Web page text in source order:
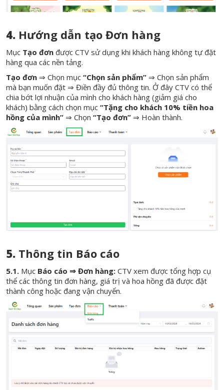
4. Hướng dẫn tạo Đơn hàng
Mục Tạo đơn được CTV sử dụng khi khách hàng không tự đặt
hàng qua các nền tảng.
Tạo đơn ⇒ Chọn mục “Chọn sản phẩm” ⇒ Chọn sản phẩm
mà bạn muốn đặt ⇒ Điền đầy đủ thông tin. Ở đây CTV có thể
chia bớt lợi nhuận của mình cho khách hàng (giảm giá cho
khách) bằng cách chọn mục “Tặng cho khách 10% tiền hoa
hồng của mình” ⇒ Chọn “Tạo đơn” ⇒ Hoàn thành.
5. Thông tin Báo cáo
5.1. Mục Báo cáo ⇒ Đơn hàng: CTV xem được tổng hợp cụ
thể các thông tin đơn hàng, giá trị và hoa hồng đã được đặt
thành công hoặc đang vận chuyển.